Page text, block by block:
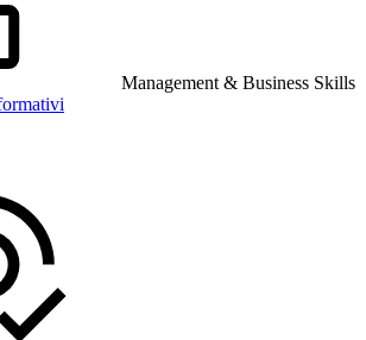
Management & Business Skills